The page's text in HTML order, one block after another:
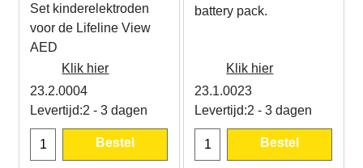
Set kinderelektroden
voor de Lifeline View
AED
Klik hier
23.2.0004
Levertijd:2 - 3 dagen
Bestel
battery pack.
Klik hier
23.1.0023
Levertijd:2 - 3 dagen
Bestel